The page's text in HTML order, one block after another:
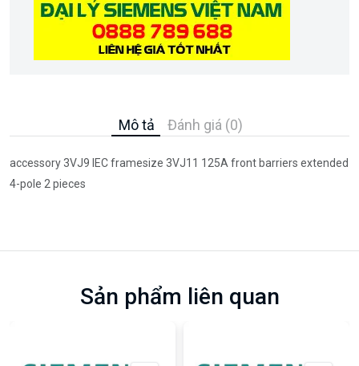
Mô tả Đánh giá (0)
accessory 3VJ9 IEC framesize 3VJ11 125A front barriers extended
4-pole 2 pieces
Sản phẩm liên quan